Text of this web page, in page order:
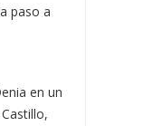
paso a
en un